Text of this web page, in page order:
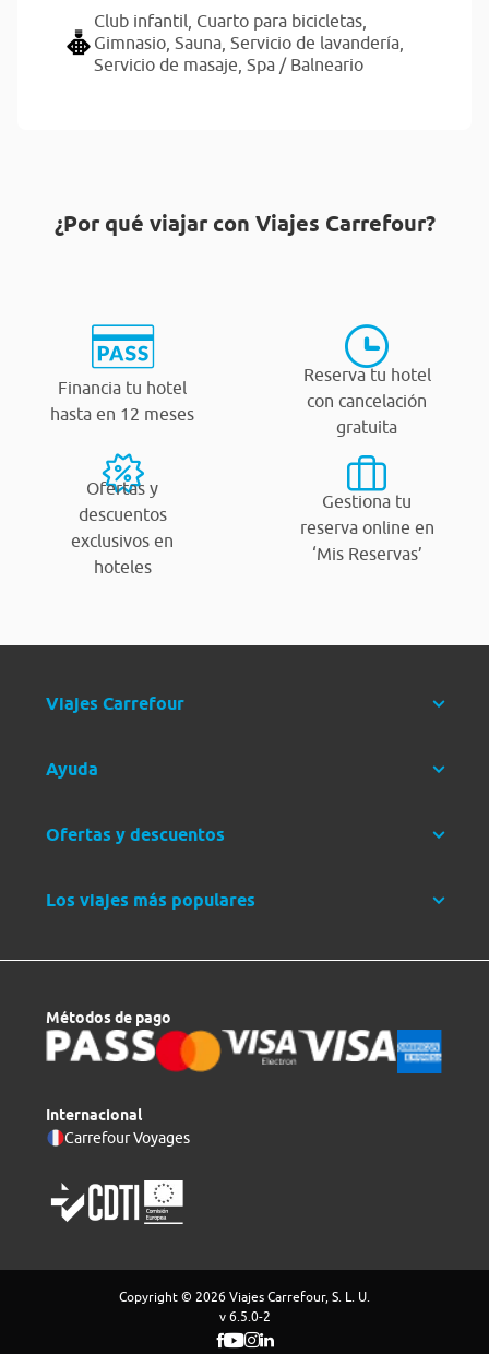
Club infantil, Cuarto para bicicletas,
Gimnasio, Sauna, Servicio de lavandería,
Servicio de masaje, Spa / Balneario
¿Por qué viajar con Viajes Carrefour?
Financia tu hotel
hasta en 12 meses
Reserva tu hotel
con cancelación
gratuita
Ofertas y
descuentos
exclusivos en
hoteles
Gestiona tu
reserva online en
‘Mis Reservas’
Viajes Carrefour
Ayuda
Ofertas y descuentos
Los viajes más populares
Métodos de pago
Internacional
Carrefour Voyages
Copyright © 2026 Viajes Carrefour, S. L. U.
v 6.5.0-2